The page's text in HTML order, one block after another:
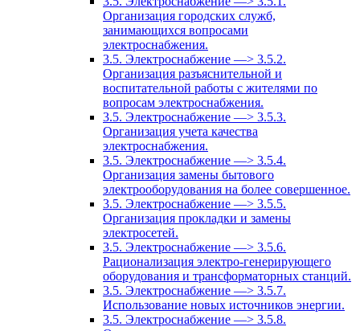
Организация городских служб,
занимающихся вопросами
электроснабжения.
3.5. Электроснабжение —> 3.5.2.
Организация разъяснительной и
воспитательной работы с жителями по
вопросам электроснабжения.
3.5. Электроснабжение —> 3.5.3.
Организация учета качества
электроснабжения.
3.5. Электроснабжение —> 3.5.4.
Организация замены бытового
электрооборудования на более совершенное.
3.5. Электроснабжение —> 3.5.5.
Организация прокладки и замены
электросетей.
3.5. Электроснабжение —> 3.5.6.
Рационализация электро-генерирующего
оборудования и трансформаторных станций.
3.5. Электроснабжение —> 3.5.7.
Использование новых источников энергии.
3.5. Электроснабжение —> 3.5.8.